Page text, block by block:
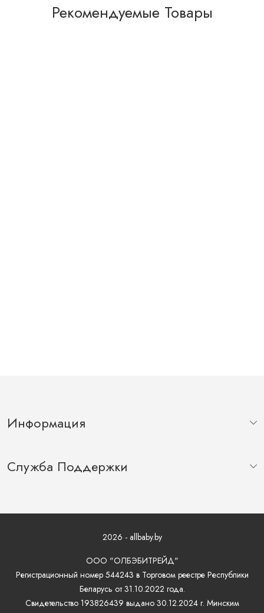
Рекомендуемые Товары
Информация
Служба Поддержки
2026 - allbaby.by
ООО "ОЛБЭБИТРЕЙД"
Регистрационный номер 544243 в Торговом реестре Республики
Беларусь от 31.10.2022 года.
Свидетельство 193826439 выдано 30.12.2024 г. Минским